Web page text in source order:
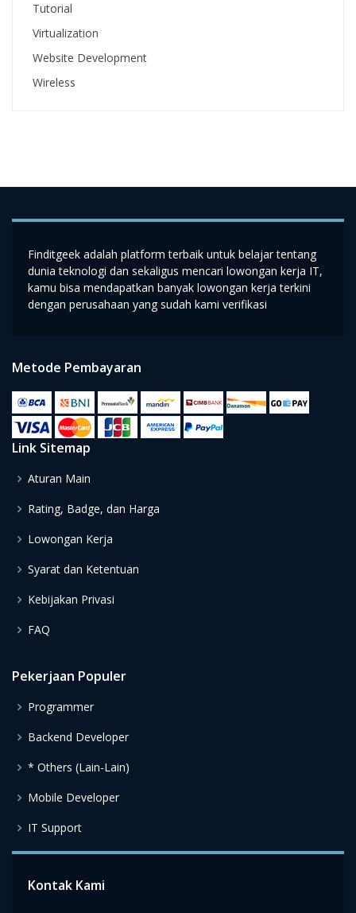
Tutorial
Virtualization
Website Development
Wireless
Finditgeek adalah platform terbaik untuk belajar tentang
dunia teknologi dan sekaligus mencari lowongan kerja IT,
kamu bisa mendapatkan banyak lowongan kerja terkini
dengan perusahaan yang sudah kami verifikasi
Metode Pembayaran
Link Sitemap
Aturan Main
Rating, Badge, dan Harga
Lowongan Kerja
Syarat dan Ketentuan
Kebijakan Privasi
FAQ
Pekerjaan Populer
Programmer
Backend Developer
* Others (Lain-Lain)
Mobile Developer
IT Support
Kontak Kami